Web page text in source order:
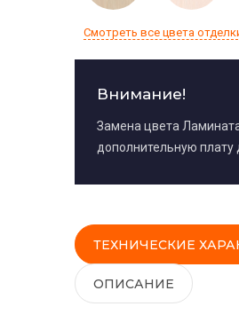
Смотреть все цвета
Внимание!
Замена цвета
дополнительную
ТЕХНИЧЕСКИЕ
ОПИСАНИЕ